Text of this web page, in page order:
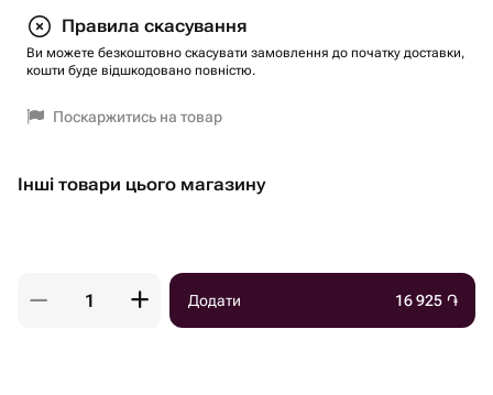
Правила скасування
Ви можете безкоштовно скасувати замовлення до початку доставки,
кошти буде відшкодовано повністю.
Поскаржитись на товар
Інші товари цього магазину
Додати 16 925 ֏